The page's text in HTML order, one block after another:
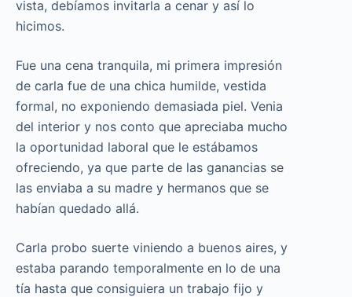
vista, debíamos invitarla a cenar y así lo
hicimos.
Fue una cena tranquila, mi primera impresión
de carla fue de una chica humilde, vestida
formal, no exponiendo demasiada piel. Venia
del interior y nos conto que apreciaba mucho
la oportunidad laboral que le estábamos
ofreciendo, ya que parte de las ganancias se
las enviaba a su madre y hermanos que se
habían quedado allá.
Carla probo suerte viniendo a buenos aires, y
estaba parando temporalmente en lo de una
tía hasta que consiguiera un trabajo fijo y